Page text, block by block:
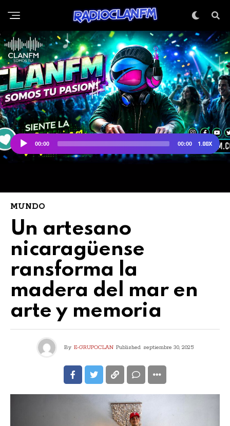
MUNDO
Un artesano
nicaragüense
ransforma la
madera del mar en
arte y memoria
By E-GRUPOCLAN Published septiembre 30, 2025